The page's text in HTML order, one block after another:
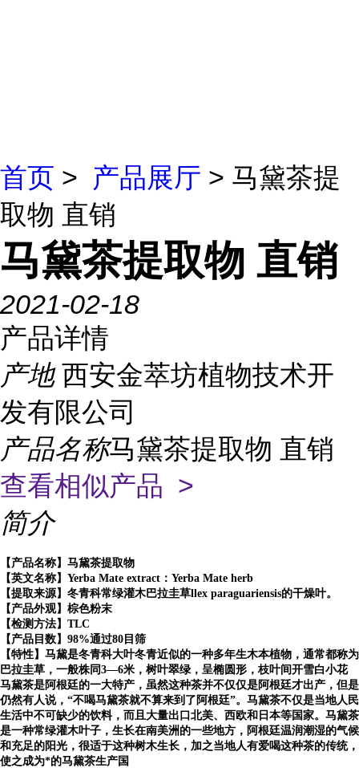
首页 > 产品展厅 > 马黛茶提
取物 直销
马黛茶提取物 直销
2021-02-18
产品详情
产地 西安金萃坊植物技术开
发有限公司
产品名称马黛茶提取物 直销
查看相似产品 >
简介
【产品名称】马黛茶提取物
【英文名称】Yerba Mate extract：Yerba Mate herb
【提取来源】冬青科常绿灌木巴拉圭草llex paraguariensis的干燥叶。
【产品外观】棕色粉末
【检测方法】TLC
【产品目数】98%通过80目筛
【特性】马黛是冬青科大叶冬青近似的一种多年生木本植物，通常都称为
巴拉圭草，一般株同3—6米，树叶翠绿，呈椭圆形，枝叶间开雪白小花
马黛茶是阿根廷的一大特产，虽然这种茶并不仅仅是阿根廷才出产，但是
仍然有人说，“不喝马黛茶就不算来到了阿根廷”。马黛茶不仅是当地人民
生活中不可缺少的饮料，而且大量出口北美、西欧和日本等国家。马黛茶
是一种常绿灌木叶子，生长在南美洲的一些地方，阿根廷温润潮湿的气候
和充足的阳光，很适于这种树木生长，加之当地人有爱喝这种茶的传统，
使之成为*的马黛茶生产国